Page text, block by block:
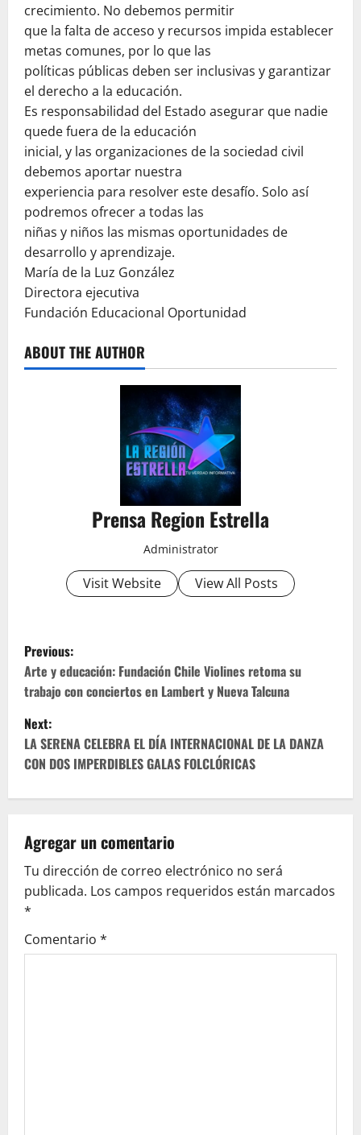
crecimiento. No debemos permitir
que la falta de acceso y recursos impida establecer
metas comunes, por lo que las
políticas públicas deben ser inclusivas y garantizar
el derecho a la educación.
Es responsabilidad del Estado asegurar que nadie
quede fuera de la educación
inicial, y las organizaciones de la sociedad civil
debemos aportar nuestra
experiencia para resolver este desafío. Solo así
podremos ofrecer a todas las
niñas y niños las mismas oportunidades de
desarrollo y aprendizaje.
María de la Luz González
Directora ejecutiva
Fundación Educacional Oportunidad
ABOUT THE AUTHOR
Prensa Region Estrella
Administrator
Visit Website View All Posts
P
o
s
t
n
v
i
g
a
Previous:
Arte y educación: Fundación Chile Violines retoma su
trabajo con conciertos en Lambert y Nueva Talcuna
Next:
LA SERENA CELEBRA EL DÍA INTERNACIONAL DE LA DANZA
CON DOS IMPERDIBLES GALAS FOLCLÓRICAS
Agregar un comentario
Tu dirección de correo electrónico no será
publicada. Los campos requeridos están marcados
*
Comentario *